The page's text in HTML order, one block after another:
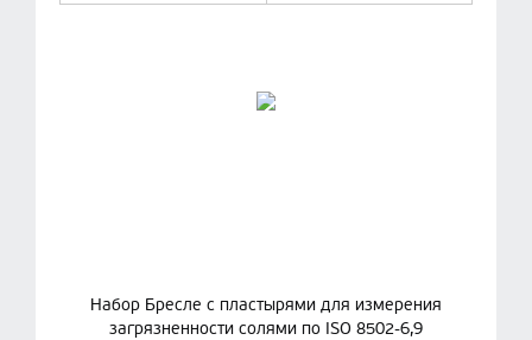
Набор Бресле с пластырями для измерения
загрязненности солями по ISO 8502-6,9